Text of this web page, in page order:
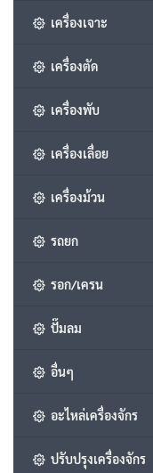
เครื่องเจาะ
เครื่องตัด
เครื่องพับ
เครื่องเลื่อย
เครื่องม้วน
รถยก
รอก/เครน
ปั๊มลม
อื่นๆ
อะไหล่เครื่องจักร
ปรับปรุงเครื่องจักร